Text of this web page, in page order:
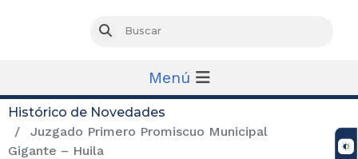
Buscar
Menú
Histórico de Novedades
Juzgado Primero Promiscuo Municipal
Gigante – Huila